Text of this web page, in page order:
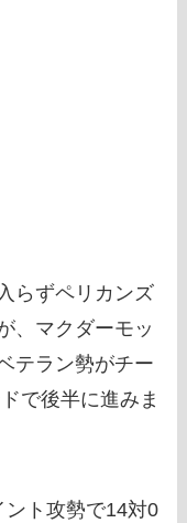
らずペリカンズ
、マクダーモッ
テラン勢がチー
で後半に進みま
ト攻勢で14対0